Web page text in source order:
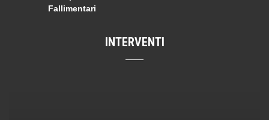
Fallimentari
INTERVENTI